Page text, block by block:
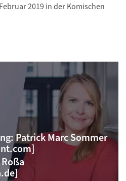
2019 in der Komischen
Patrick Marc Sommer